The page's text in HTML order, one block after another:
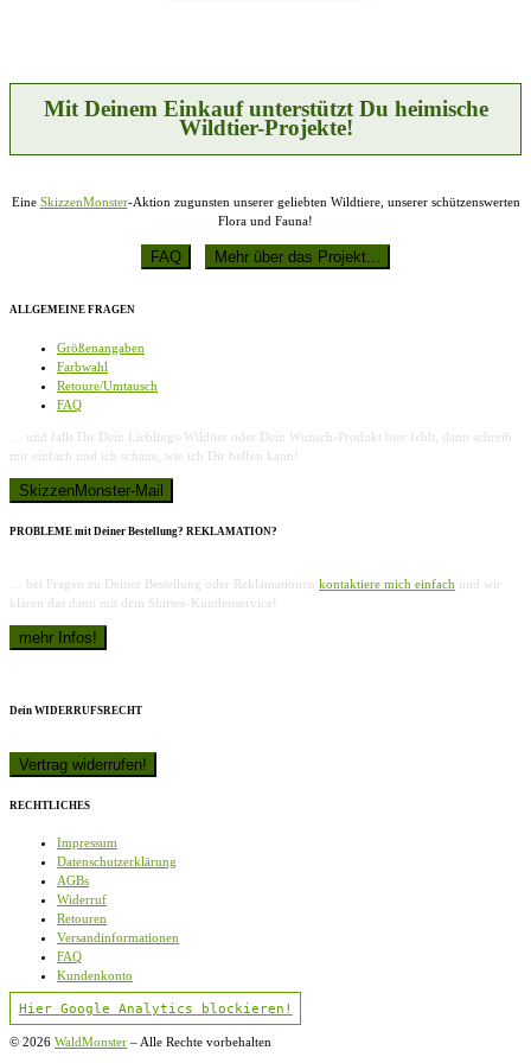
Produktseite
gewählt
werden
Mit Deinem Einkauf unterstützt Du heimische
Wildtier-Projekte!
Eine SkizzenMonster-Aktion zugunsten unserer geliebten Wildtiere, unserer schützenswerten
Flora und Fauna!
ALLGEMEINE FRAGEN
Größenangaben
Farbwahl
Retoure/Umtausch
FAQ
… und falls Dir Dein Lieblings-Wildtier oder Dein Wunsch-Produkt hier fehlt, dann schreib
mir einfach und ich schaue, wie ich Dir helfen kann!
PROBLEME mit Deiner Bestellung? REKLAMATION?
… bei Fragen zu Deiner Bestellung oder Reklamationen kontaktiere mich einfach und wir
klären das dann mit dem Shirtee-Kundenservice!
Dein WIDERRUFSRECHT
RECHTLICHES
Impressum
Datenschutzerklärung
AGBs
Widerruf
Retouren
Versandinformationen
FAQ
Kundenkonto
Hier Google Analytics blockieren!
© 2026 WaldMonster – Alle Rechte vorbehalten